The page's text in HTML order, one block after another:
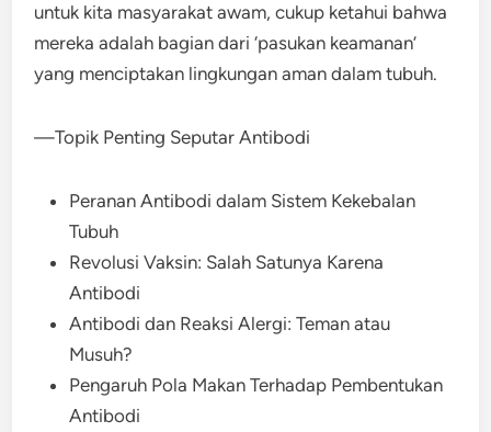
untuk kita masyarakat awam, cukup ketahui bahwa
mereka adalah bagian dari ‘pasukan keamanan’
yang menciptakan lingkungan aman dalam tubuh.
—Topik Penting Seputar Antibodi
Peranan Antibodi dalam Sistem Kekebalan
Tubuh
Revolusi Vaksin: Salah Satunya Karena
Antibodi
Antibodi dan Reaksi Alergi: Teman atau
Musuh?
Pengaruh Pola Makan Terhadap Pembentukan
Antibodi